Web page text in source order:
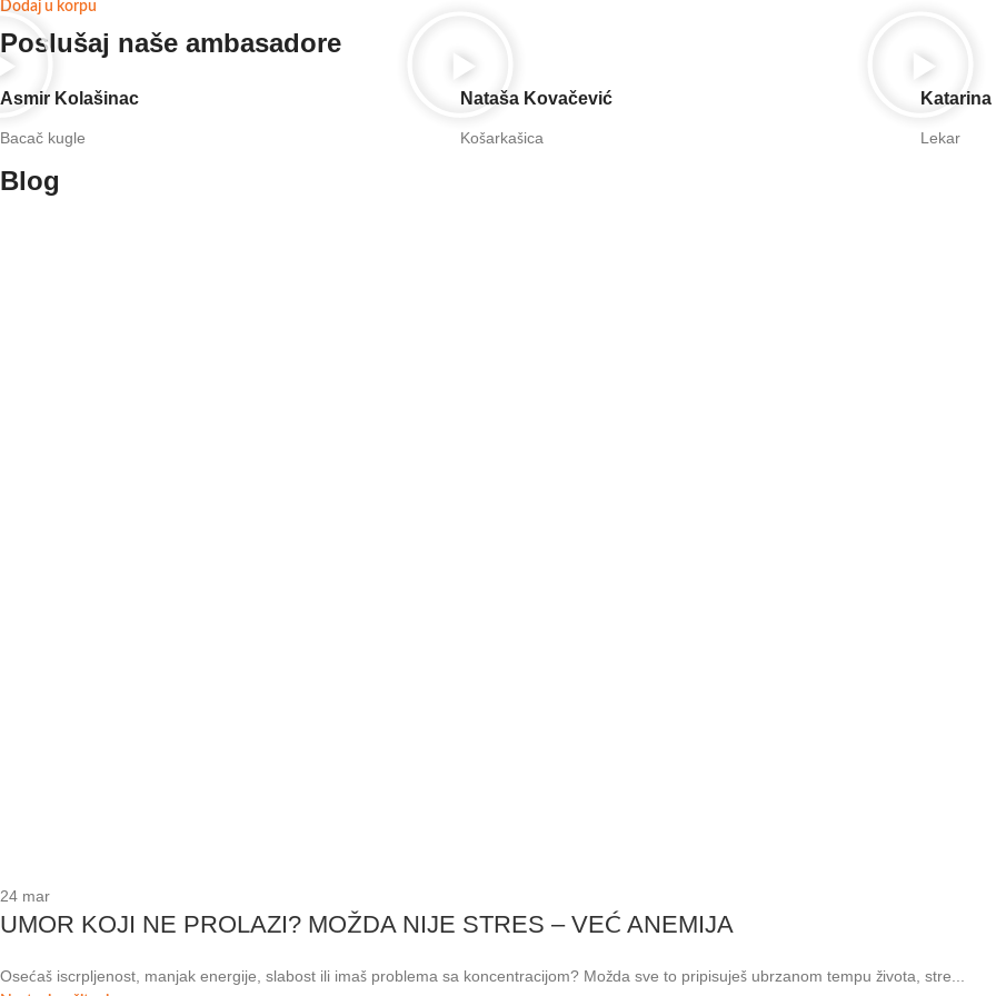
Dodaj u korpu
Poslušaj naše ambasadore
Asmir Kolašinac
Bacač kugle
Nataša Kovačević
Košarkašica Lekar
Blog
24 mar
UMOR KOJI NE PROLAZI? MOŽDA NIJE STRES – VEĆ ANEMIJA
Osećaš iscrpljenost, manjak energije, slabost ili imaš problema sa koncentracijom? Možda sve to pripisuješ ubrzanom tempu života, stre...